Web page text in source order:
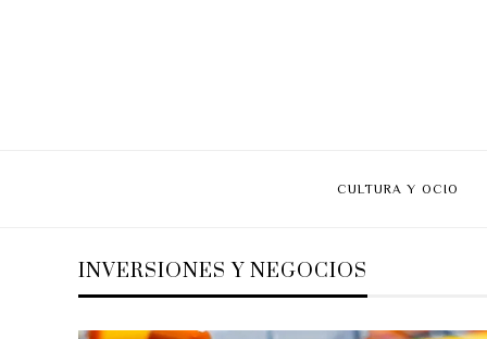
CULTURA Y OCIO
INVERSIONES Y NEGOCIOS